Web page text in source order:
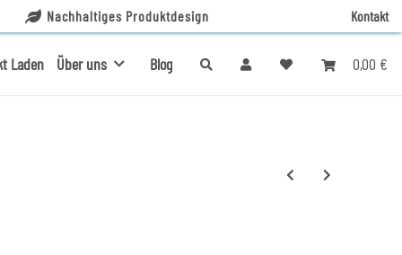
Nachhaltiges Produktdesign Kontakt
0,00 €
Laden Über uns Blog